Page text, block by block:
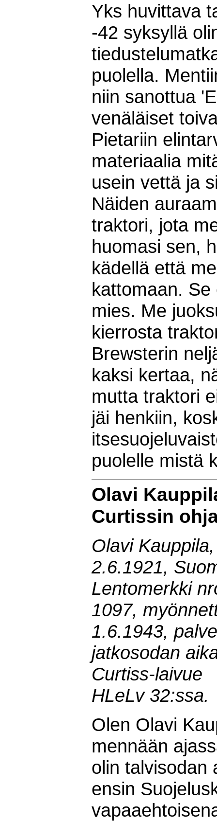
Yks huvittava
-42 syksyllä
puolella.
niin sanottua
venäläiset
Pietariin
materiaalia
usein vettä ja
Näiden
traktori, jota
huomasi sen,
kädellä että
kattomaan.
mies. Me
kierrosta
Brewsterin
kaksi kertaa,
mutta traktori
jäi henkiin,
puolelle mistä
Olavi
Curtissin
Olavi
2.6.1921,
Lentomerkki
1097,
1.6.1943,
jatkosodan
Curtiss-laivue
HLeLv 32:ssa.
Olen Olavi
mennään
olin talvisodan
ensin